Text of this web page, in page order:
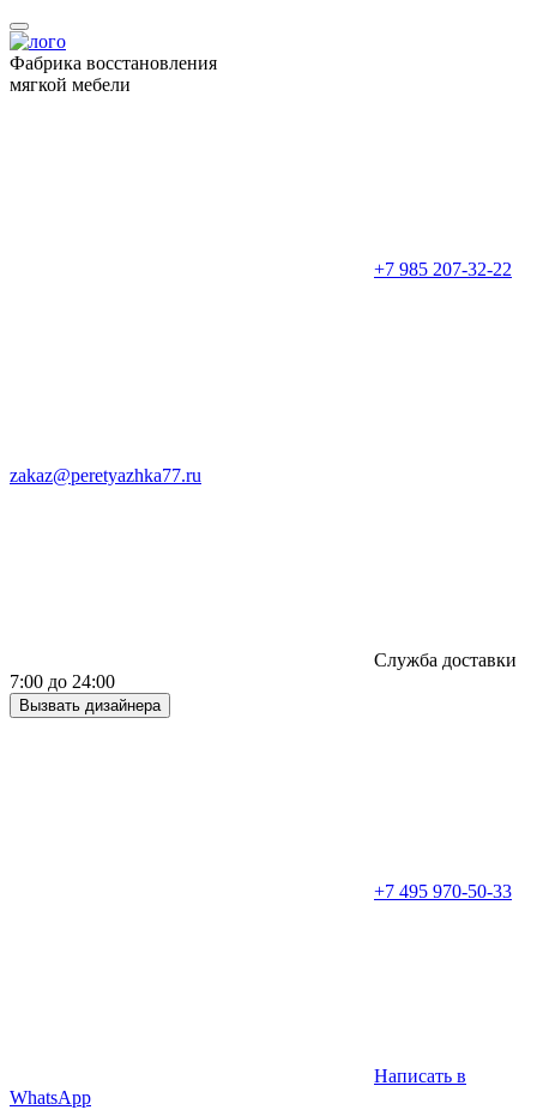
Фабрика восстановления
мягкой мебели
+7 985 207-32-22
zakaz@peretyazhka77.ru
Служба доставки
7:00 до 24:00
Вызвать дизайнера
+7 495 970-50-33
Написать в
WhatsApp